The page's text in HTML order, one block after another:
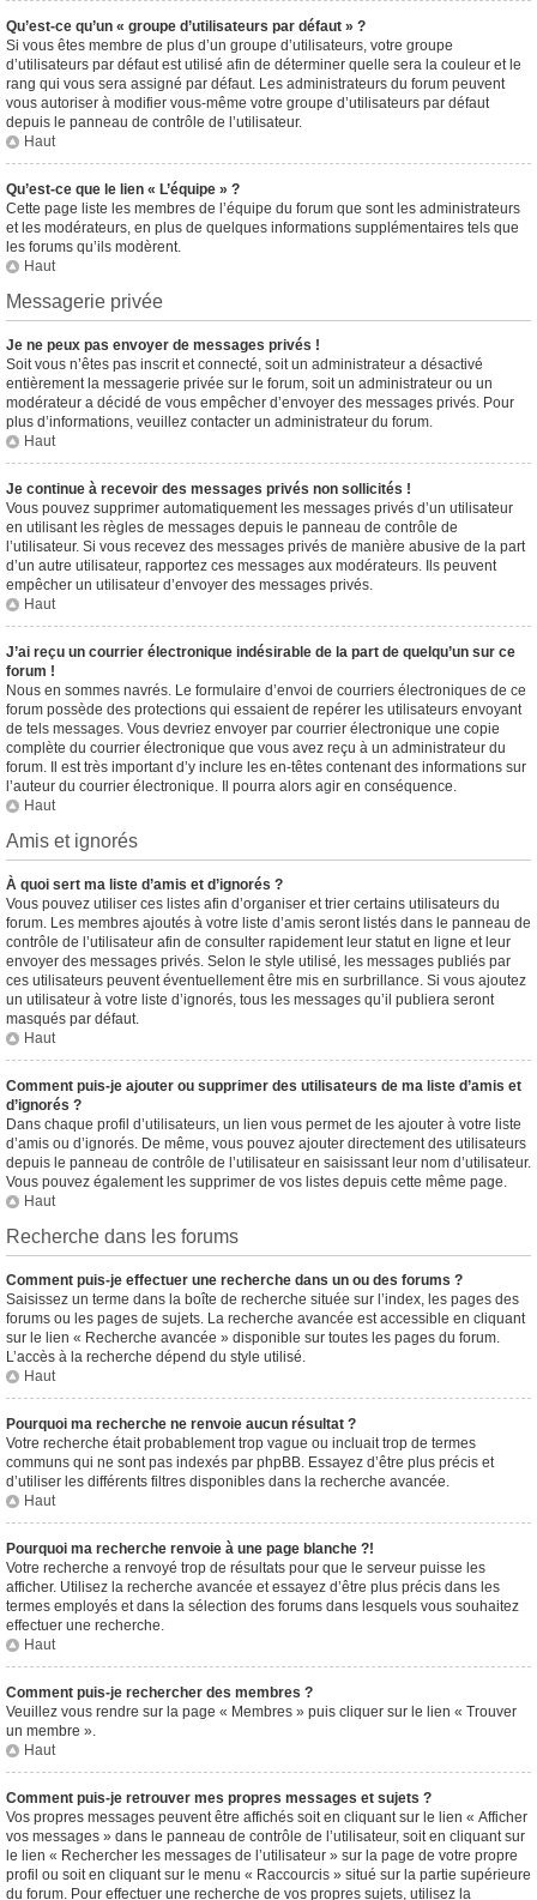
Qu’est-ce qu’un « groupe d’utilisateurs par défaut » ?
Si vous êtes membre de plus d’un groupe d’utilisateurs, votre groupe
d’utilisateurs par défaut est utilisé afin de déterminer quelle sera la couleur et le
rang qui vous sera assigné par défaut. Les administrateurs du forum peuvent
vous autoriser à modifier vous-même votre groupe d’utilisateurs par défaut
depuis le panneau de contrôle de l’utilisateur.
Haut
Qu’est-ce que le lien « L’équipe » ?
Cette page liste les membres de l’équipe du forum que sont les administrateurs
et les modérateurs, en plus de quelques informations supplémentaires tels que
les forums qu’ils modèrent.
Haut
Messagerie privée
Je ne peux pas envoyer de messages privés !
Soit vous n’êtes pas inscrit et connecté, soit un administrateur a désactivé
entièrement la messagerie privée sur le forum, soit un administrateur ou un
modérateur a décidé de vous empêcher d’envoyer des messages privés. Pour
plus d’informations, veuillez contacter un administrateur du forum.
Haut
Je continue à recevoir des messages privés non sollicités !
Vous pouvez supprimer automatiquement les messages privés d’un utilisateur
en utilisant les règles de messages depuis le panneau de contrôle de
l’utilisateur. Si vous recevez des messages privés de manière abusive de la part
d’un autre utilisateur, rapportez ces messages aux modérateurs. Ils peuvent
empêcher un utilisateur d’envoyer des messages privés.
Haut
J’ai reçu un courrier électronique indésirable de la part de quelqu’un sur ce
forum !
Nous en sommes navrés. Le formulaire d’envoi de courriers électroniques de ce
forum possède des protections qui essaient de repérer les utilisateurs envoyant
de tels messages. Vous devriez envoyer par courrier électronique une copie
complète du courrier électronique que vous avez reçu à un administrateur du
forum. Il est très important d’y inclure les en-têtes contenant des informations sur
l’auteur du courrier électronique. Il pourra alors agir en conséquence.
Haut
Amis et ignorés
À quoi sert ma liste d’amis et d’ignorés ?
Vous pouvez utiliser ces listes afin d’organiser et trier certains utilisateurs du
forum. Les membres ajoutés à votre liste d’amis seront listés dans le panneau de
contrôle de l’utilisateur afin de consulter rapidement leur statut en ligne et leur
envoyer des messages privés. Selon le style utilisé, les messages publiés par
ces utilisateurs peuvent éventuellement être mis en surbrillance. Si vous ajoutez
un utilisateur à votre liste d’ignorés, tous les messages qu’il publiera seront
masqués par défaut.
Haut
Comment puis-je ajouter ou supprimer des utilisateurs de ma liste d’amis et
d’ignorés ?
Dans chaque profil d’utilisateurs, un lien vous permet de les ajouter à votre liste
d’amis ou d’ignorés. De même, vous pouvez ajouter directement des utilisateurs
depuis le panneau de contrôle de l’utilisateur en saisissant leur nom d’utilisateur.
Vous pouvez également les supprimer de vos listes depuis cette même page.
Haut
Recherche dans les forums
Comment puis-je effectuer une recherche dans un ou des forums ?
Saisissez un terme dans la boîte de recherche située sur l’index, les pages des
forums ou les pages de sujets. La recherche avancée est accessible en cliquant
sur le lien « Recherche avancée » disponible sur toutes les pages du forum.
L’accès à la recherche dépend du style utilisé.
Haut
Pourquoi ma recherche ne renvoie aucun résultat ?
Votre recherche était probablement trop vague ou incluait trop de termes
communs qui ne sont pas indexés par phpBB. Essayez d’être plus précis et
d’utiliser les différents filtres disponibles dans la recherche avancée.
Haut
Pourquoi ma recherche renvoie à une page blanche ?!
Votre recherche a renvoyé trop de résultats pour que le serveur puisse les
afficher. Utilisez la recherche avancée et essayez d’être plus précis dans les
termes employés et dans la sélection des forums dans lesquels vous souhaitez
effectuer une recherche.
Haut
Comment puis-je rechercher des membres ?
Veuillez vous rendre sur la page « Membres » puis cliquer sur le lien « Trouver
un membre ».
Haut
Comment puis-je retrouver mes propres messages et sujets ?
Vos propres messages peuvent être affichés soit en cliquant sur le lien « Afficher
vos messages » dans le panneau de contrôle de l’utilisateur, soit en cliquant sur
le lien « Rechercher les messages de l’utilisateur » sur la page de votre propre
profil ou soit en cliquant sur le menu « Raccourcis » situé sur la partie supérieure
du forum. Pour effectuer une recherche de vos propres sujets, utilisez la